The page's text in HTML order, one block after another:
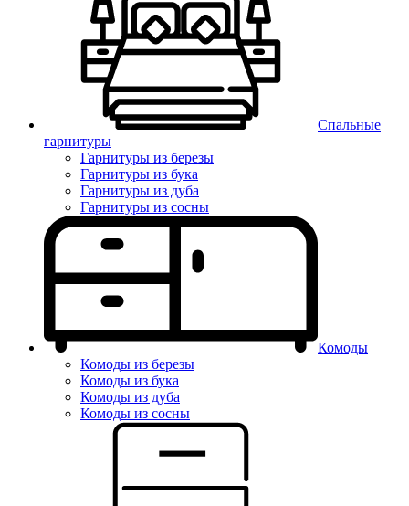
Спальные
гарнитуры
Гарнитуры из березы
Гарнитуры из бука
Гарнитуры из дуба
Гарнитуры из сосны
Комоды
Комоды из березы
Комоды из бука
Комоды из дуба
Комоды из сосны